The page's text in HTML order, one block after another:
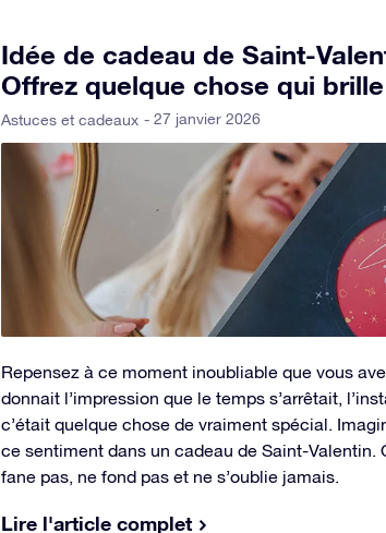
Idée de cadeau de Saint-
Offrez quelque chose qui
Astuces et cadeaux - 27 janvier 2026
Repensez à ce moment inoubliable que vous
donnait l’impression que le temps s’arrêtait,
c’était quelque chose de vraiment spécial.
ce sentiment dans un cadeau de Saint-Valentin.
fane pas, ne fond pas et ne s’oublie jamais.
Lire l'article complet